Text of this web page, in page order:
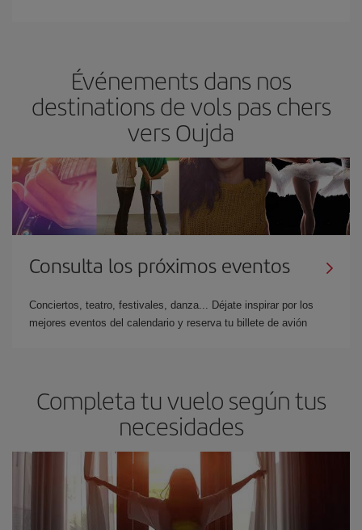
Événements dans nos
destinations de vols pas chers
vers Oujda
Consulta los próximos eventos
Conciertos, teatro, festivales, danza... Déjate inspirar por los
mejores eventos del calendario y reserva tu billete de avión
Completa tu vuelo según tus
necesidades